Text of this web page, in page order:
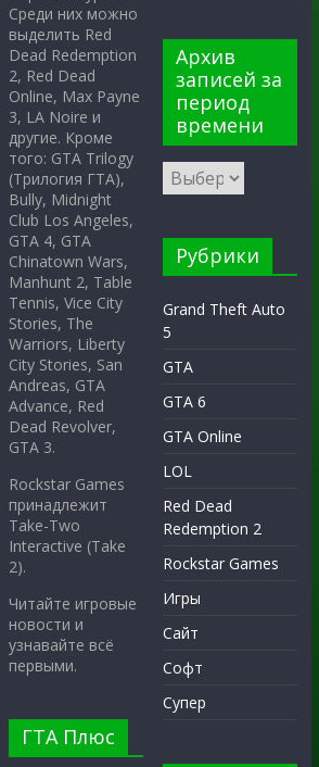
Среди них можно
выделить Red
Dead Redemption
2, Red Dead
Online, Max Payne
3, LA Noire и
другие. Кроме
того: GTA Trilogy
(Трилогия ГТА),
Bully, Midnight
Club Los Angeles,
GTA 4, GTA
Chinatown Wars,
Manhunt 2, Table
Tennis, Vice City
Stories, The
Warriors, Liberty
City Stories, San
Andreas, GTA
Advance, Red
Dead Revolver,
GTA 3.
Rockstar Games
принадлежит
Take-Two
Interactive (Take
2).
Читайте игровые
новости и
узнавайте всё
первыми.
ГТА Плюс
Архив
записей за
период
времени
Рубрики
Grand Theft Auto
5
GTA
GTA 6
GTA Online
LOL
Red Dead
Redemption 2
Rockstar Games
Игры
Сайт
Софт
Супер